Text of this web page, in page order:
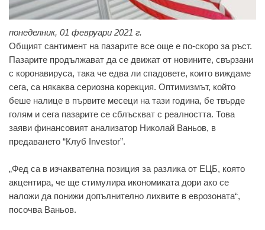
понеделник, 01 февруари 2021 г.
Общият сантимент на пазарите все още е по-скоро за ръст.
Пазарите продължават да се движат от новините, свързани
с коронавируса, така че едва ли спадовете, които виждаме
сега, са някаква сериозна корекция. Оптимизмът, който
беше налице в първите месеци на тази година, бе твърде
голям и сега пазарите се сблъскват с реалността. Това
заяви финансовият анализатор Николай Ваньов, в
предаването “Клуб Investor”.
„Фед са в изчаквателна позиция за разлика от ЕЦБ, която
акцентира, че ще стимулира икономиката дори ако се
наложи да понижи допълнително лихвите в еврозоната“,
посочва Ваньов.